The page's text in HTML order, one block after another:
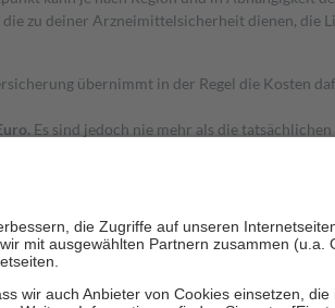
zu deiner Arzneimittelsicherheit dienen, die
übernimmt in der Regel die Kosten
Es sind jedoch nie mehr als die
Zuzahlungen an bei: